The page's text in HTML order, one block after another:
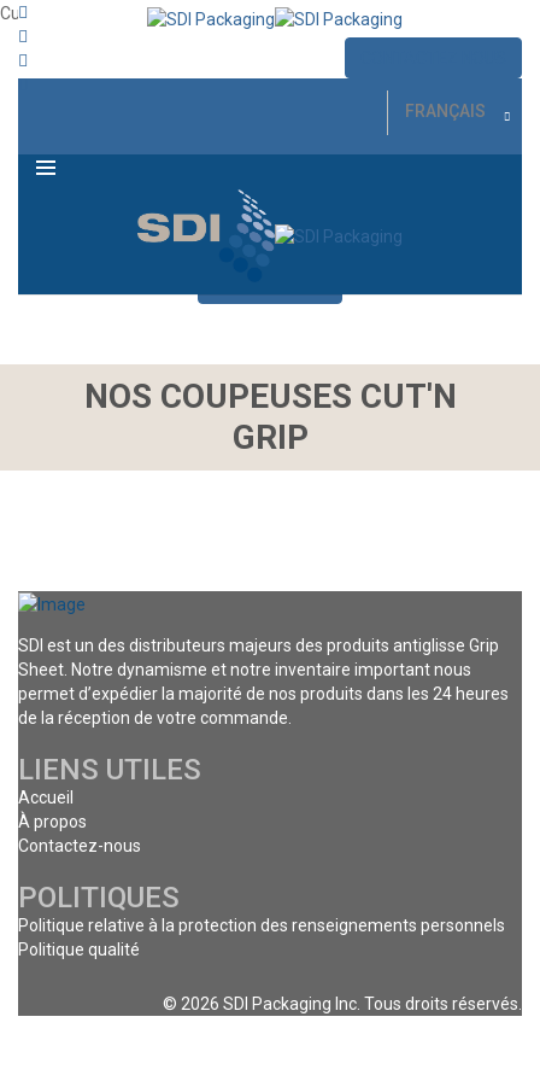
FRANÇAIS
Cut’n Grip Jean-François Desbiens30 mars 20219 août 2021
NOS COUPEUSES CUT'N
GRIP
SDI est un des distributeurs majeurs des produits antiglisse Grip
Sheet. Notre dynamisme et notre inventaire important nous
permet d’expédier la majorité de nos produits dans les 24 heures
de la réception de votre commande.
LIENS UTILES
Accueil
À propos
Contactez-nous
POLITIQUES
Politique relative à la protection des renseignements personnels
Politique qualité
© 2026 SDI Packaging Inc. Tous droits réservés.